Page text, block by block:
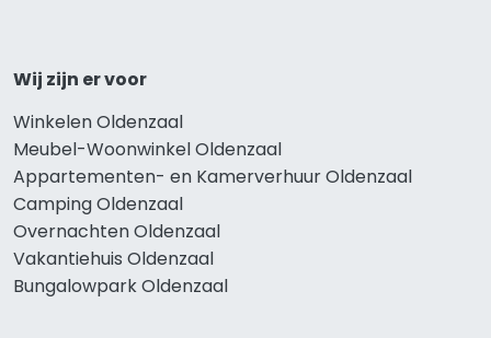
Wij zijn er voor
Winkelen Oldenzaal
Meubel-Woonwinkel Oldenzaal
Appartementen- en Kamerverhuur Oldenzaal
Camping Oldenzaal
Overnachten Oldenzaal
Vakantiehuis Oldenzaal
Bungalowpark Oldenzaal